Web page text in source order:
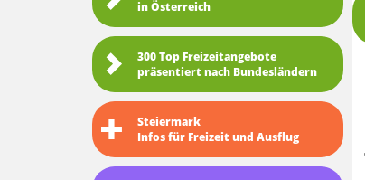
in Österreich
300 Top Freizeitangebote
präsentiert nach Bundesländern
Steiermark
Infos für Freizeit und Ausflug